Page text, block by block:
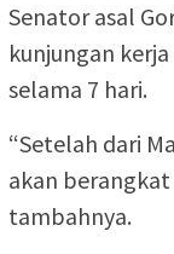
Senator asal
kunjungan
selama 7 hari.
“Setelah dari
akan berangkat
tambahnya.